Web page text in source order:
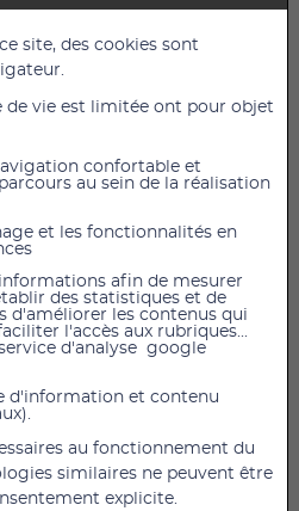
Biologiques
Taille 2
49,20 € TTC
AU PANIER
Bambo Nature Taille 2
poids de 3 à 6 kilos
unités par paquets
et approuvées
site, des cookies sont
de vie est limitée ont pour objet
confortable et
au sein de la réalisation
et les fonctionnalités en
afin de mesurer
des statistiques et de
d'améliorer les contenus qui
l'accès aux rubriques...
d'analyse google
d'information et contenu
au fonctionnement du
similaires ne peuvent être
explicite.